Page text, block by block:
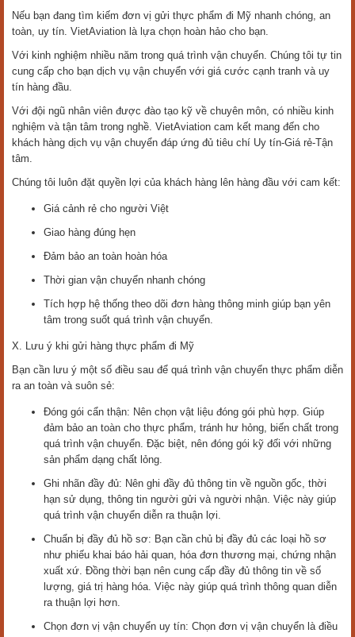
Nếu bạn đang tìm kiếm đơn vị gửi thực phẩm đi Mỹ nhanh chóng, an
toàn, uy tín. VietAviation là lựa chọn hoàn hảo cho bạn.
Với kinh nghiệm nhiều năm trong quá trình vận chuyển. Chúng tôi tự tin
cung cấp cho bạn dịch vụ vận chuyển với giá cước cạnh tranh và uy
tín hàng đầu.
Với đội ngũ nhân viên được đào tạo kỹ về chuyên môn, có nhiều kinh
nghiệm và tận tâm trong nghề. VietAviation cam kết mang đến cho
khách hàng dịch vụ vận chuyển đáp ứng đủ tiêu chí Uy tín-Giá rẻ-Tận
tâm.
Chúng tôi luôn đặt quyền lợi của khách hàng lên hàng đầu với cam kết:
Giá cảnh rẻ cho người Việt
Giao hàng đúng hẹn
Đảm bảo an toàn hoàn hóa
Thời gian vận chuyển nhanh chóng
Tích hợp hệ thống theo dõi đơn hàng thông minh giúp bạn yên
tâm trong suốt quá trình vận chuyển.
X. Lưu ý khi gửi hàng thực phẩm đi Mỹ
Bạn cần lưu ý một số điều sau để quá trình vận chuyển thực phẩm diễn
ra an toàn và suôn sẻ:
Đóng gói cẩn thận: Nên chọn vật liệu đóng gói phù hợp. Giúp
đảm bảo an toàn cho thực phẩm, tránh hư hỏng, biến chất trong
quá trình vận chuyển. Đặc biệt, nên đóng gói kỹ đối với những
sản phẩm dạng chất lỏng.
Ghi nhãn đầy đủ: Nên ghi đầy đủ thông tin về nguồn gốc, thời
hạn sử dụng, thông tin người gửi và người nhận. Việc này giúp
quá trình vận chuyển diễn ra thuận lợi.
Chuẩn bị đầy đủ hồ sơ: Bạn cần chủ bị đầy đủ các loại hồ sơ
như phiếu khai báo hải quan, hóa đơn thương mại, chứng nhận
xuất xứ. Đồng thời bạn nên cung cấp đầy đủ thông tin về số
lượng, giá trị hàng hóa. Việc này giúp quá trình thông quan diễn
ra thuận lợi hơn.
Chọn đơn vị vận chuyển uy tín: Chọn đơn vị vận chuyển là điều